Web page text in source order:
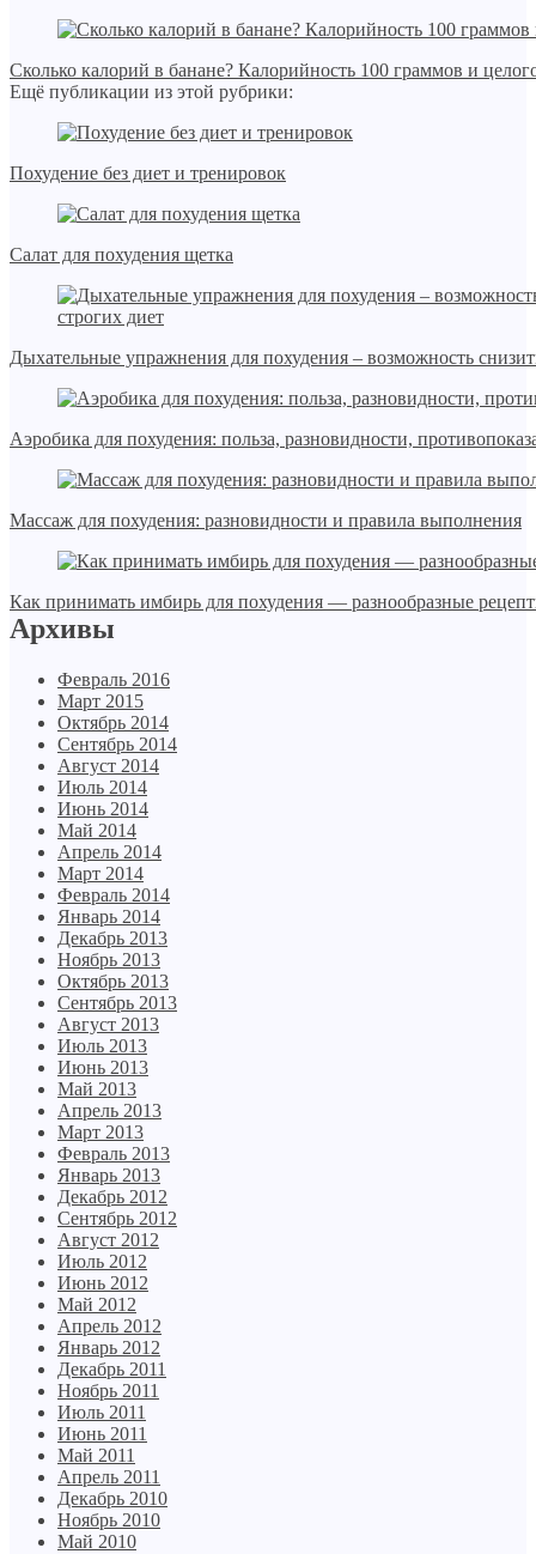
Сколько калорий в банане? Калорийность 100 граммов и
Ещё публикации из этой рубрики:
Похудение без диет и тренировок
Салат для похудения щетка
Дыхательные упражнения для похудения – возможность
Аэробика для похудения: польза, разновидности,
Массаж для похудения: разновидности и правила выполнения
Как принимать имбирь для похудения — разнообразные
Архивы
Февраль 2016
Март 2015
Октябрь 2014
Сентябрь 2014
Август 2014
Июль 2014
Июнь 2014
Май 2014
Апрель 2014
Март 2014
Февраль 2014
Январь 2014
Декабрь 2013
Ноябрь 2013
Октябрь 2013
Сентябрь 2013
Август 2013
Июль 2013
Июнь 2013
Май 2013
Апрель 2013
Март 2013
Февраль 2013
Январь 2013
Декабрь 2012
Сентябрь 2012
Август 2012
Июль 2012
Июнь 2012
Май 2012
Апрель 2012
Январь 2012
Декабрь 2011
Ноябрь 2011
Июль 2011
Июнь 2011
Май 2011
Апрель 2011
Декабрь 2010
Ноябрь 2010
Май 2010